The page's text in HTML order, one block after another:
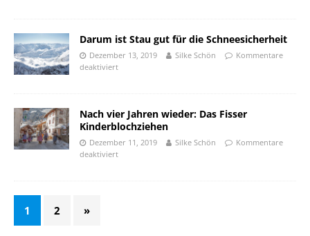
Darum ist Stau gut für die Schneesicherheit
Dezember 13, 2019 Silke Schön
Kommentare
deaktiviert
Nach vier Jahren wieder: Das Fisser
Kinderblochziehen
Dezember 11, 2019 Silke Schön
Kommentare
deaktiviert
1 2 »